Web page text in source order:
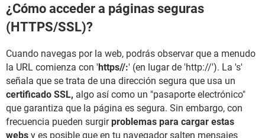
¿Cómo acceder a páginas seguras
(HTTPS/SSL)?
Cuando navegas por la web, podrás observar que a menudo
la URL comienza con 'https//:' (en lugar de 'http://'). La 's'
señala que se trata de una dirección segura que usa un
certificado SSL, algo así como un "pasaporte electrónico"
que garantiza que la página es segura. Sin embargo, con
frecuencia pueden surgirproblemas para cargar estas
webs y es posible que en tu navegador salten mensajes